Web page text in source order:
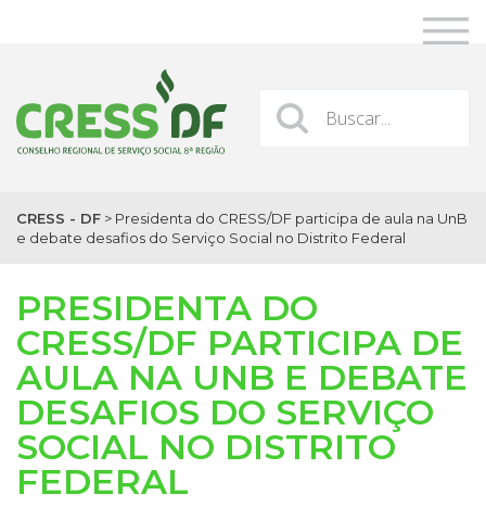
CRESS - DF > Presidenta do CRESS/DF participa de aula na UnB
e debate desafios do Serviço Social no Distrito Federal
PRESIDENTA DO
CRESS/DF PARTICIPA DE
AULA NA UNB E DEBATE
DESAFIOS DO SERVIÇO
SOCIAL NO DISTRITO
FEDERAL